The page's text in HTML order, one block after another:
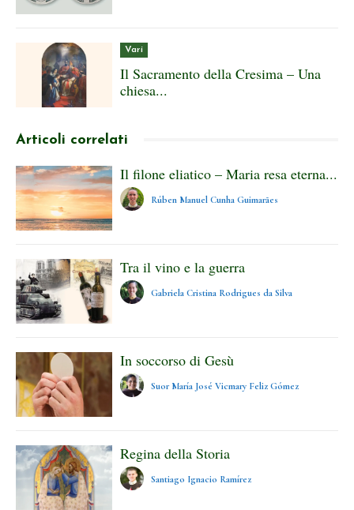
Vari
Il Sacramento della Cresima – Una
chiesa...
Articoli correlati
Il filone eliatico – Maria resa eterna...
Rúben Manuel Cunha Guimarães
Tra il vino e la guerra
Gabriela Cristina Rodrigues da Silva
In soccorso di Gesù
Suor María José Vicmary Feliz Gómez
Regina della Storia
Santiago Ignacio Ramírez